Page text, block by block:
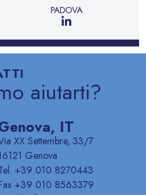
PADOVA
aiutarti?
IT
XX Settembre, 33/7
Genova
+39 010 8270443
+39 010 8563379